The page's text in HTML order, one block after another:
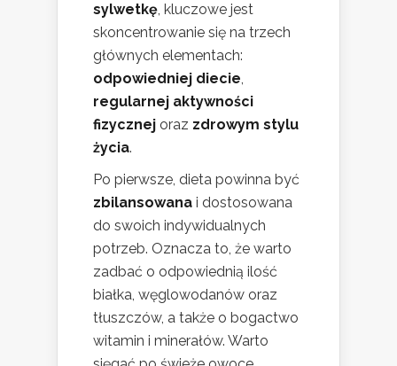
sylwetkę, kluczowe jest
skoncentrowanie się na trzech
głównych elementach:
odpowiedniej diecie,
regularnej aktywności
fizycznej oraz zdrowym stylu
życia.
Po pierwsze, dieta powinna być
zbilansowana i dostosowana
do swoich indywidualnych
potrzeb. Oznacza to, że warto
zadbać o odpowiednią ilość
białka, węglowodanów oraz
tłuszczów, a także o bogactwo
witamin i minerałów. Warto